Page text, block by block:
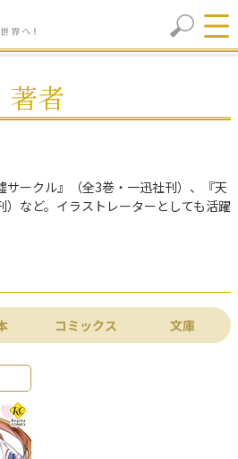
著者
サークル』（全3巻・一迅社刊）、『天
など。イラストレーターとしても活躍
コミックス 文庫